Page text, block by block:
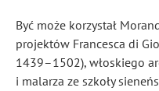
Być może korzystał
projektów Francesca di
1439–1502), włoskiego
i malarza ze szkoły